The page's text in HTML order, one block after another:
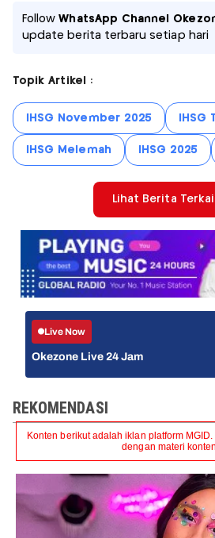
FollowWhatsApp Channel
update berita terbaru setiap hari
Topik Artikel :
IHSG November 2025 IHSG
IHSG Melemah IHSG 2025
Lihat Berita
Live Now
Okezone Live 24 Jam